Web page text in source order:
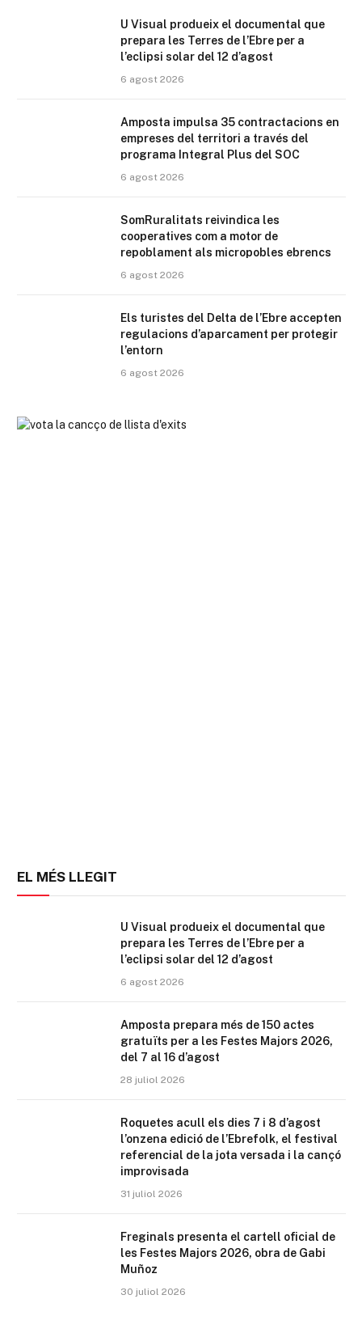
U Visual produeix el documental que
prepara les Terres de l’Ebre per a
l’eclipsi solar del 12 d’agost
6 agost 2026
Amposta impulsa 35 contractacions en
empreses del territori a través del
programa Integral Plus del SOC
6 agost 2026
SomRuralitats reivindica les
cooperatives com a motor de
repoblament als micropobles ebrencs
6 agost 2026
Els turistes del Delta de l’Ebre accepten
regulacions d’aparcament per protegir
l’entorn
6 agost 2026
EL MÉS LLEGIT
U Visual produeix el documental que
prepara les Terres de l’Ebre per a
l’eclipsi solar del 12 d’agost
6 agost 2026
Amposta prepara més de 150 actes
gratuïts per a les Festes Majors 2026,
del 7 al 16 d’agost
28 juliol 2026
Roquetes acull els dies 7 i 8 d’agost
l’onzena edició de l’Ebrefolk, el festival
referencial de la jota versada i la cançó
improvisada
31 juliol 2026
Freginals presenta el cartell oficial de
les Festes Majors 2026, obra de Gabi
Muñoz
30 juliol 2026